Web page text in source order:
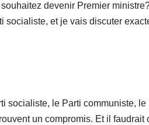
devenir Premier
et je vais discuter
socialiste, le Parti communiste,
un compromis. Et il